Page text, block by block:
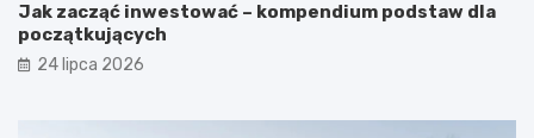
Jak zacząć inwestować – kompendium podstaw dla
początkujących
24 lipca 2026